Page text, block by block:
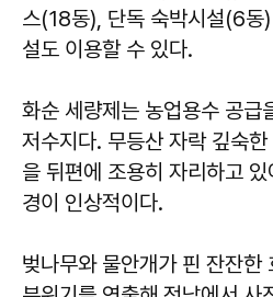
스(18동), 단독 숙박시설(6동
설도 이용할 수 있다.
화순 세량제는 농업용수 공급
저수지다. 무등산 자락 깊숙
을 뒤편에 조용히 자리하고
경이 인상적이다.
벚나무와 물안개가 핀 잔잔한